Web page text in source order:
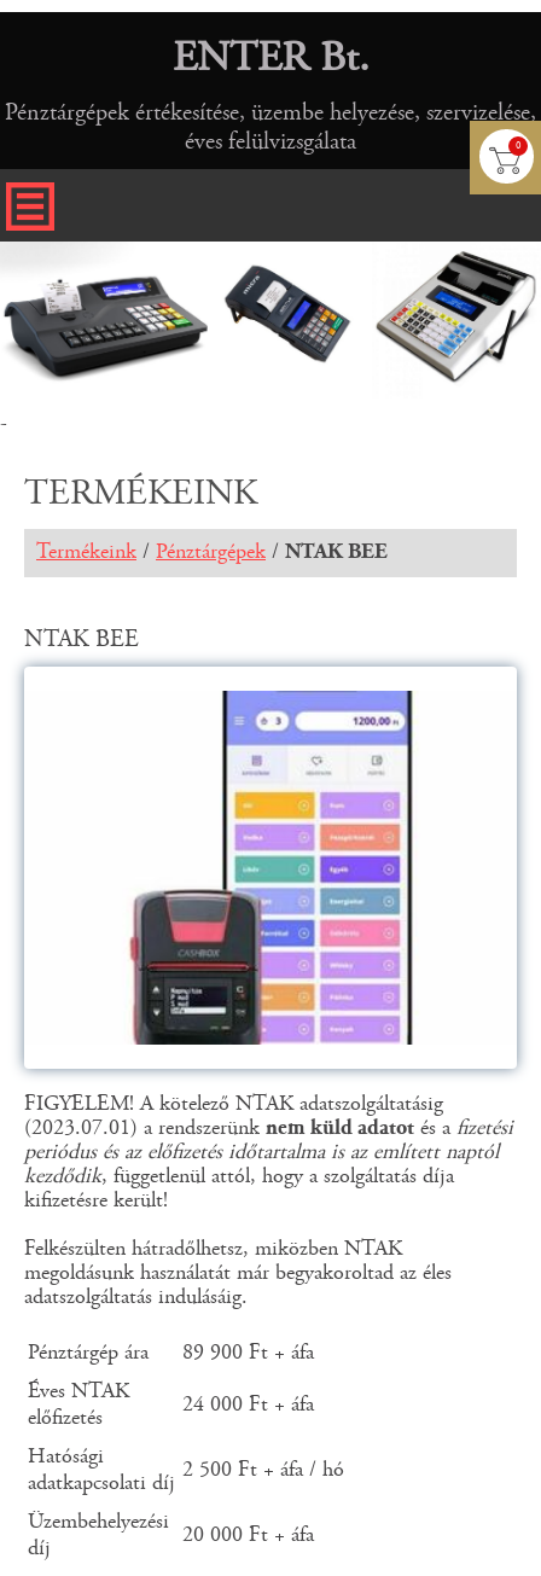
0
ENTER Bt.
Pénztárgépek értékesítése, üzembe helyezése, szervizelése,
éves felülvizsgálata
-
TERMÉKEINK
Termékeink / Pénztárgépek / NTAK BEE
NTAK BEE
FIGYELEM! A kötelező NTAK adatszolgáltatásig
(2023.07.01) a rendszerünk nem küld adatot és a fizetési
periódus és az előfizetés időtartalma is az említett naptól
kezdődik, függetlenül attól, hogy a szolgáltatás díja
kifizetésre került!
Felkészülten hátradőlhetsz, miközben NTAK
megoldásunk használatát már begyakoroltad az éles
adatszolgáltatás indulásáig.
Pénztárgép ára
89 900 Ft + áfa
Éves NTAK
előfizetés
24 000 Ft + áfa
Hatósági
adatkapcsolati díj
2 500 Ft + áfa / hó
Üzembehelyezési
díj
20 000 Ft + áfa